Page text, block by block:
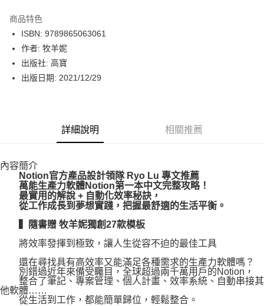
LINE Pay
Apple Pay
街口支付
博客來商品配送方式
每筆NT$80，滿NT$1,000(含以上)免運費
商品特色
ISBN: 9789865063061
作者: 牧羊妮
出版社: 高寶
出版日期: 2021/12/29
詳細說明 相關推薦
內容簡介
Notion官方產品設計領隊 Ryo Lu 專文推薦
萬能生產力軟體Notion第一本中文完整攻略！
最實用的解說 + 自動化效率秘訣，
從工作成長到夢想實踐，把握最舒適的生活平衡。
▍隨書贈 牧羊妮獨創27款模板
將效率發揮到極致，讓人生從容不迫的最佳工具
還在尋找具有高效率又能滿足各種需求的生產力軟體嗎？
別錯過近年來備受矚目，全球超過兩千萬用戶的Notion，
整合了筆記、專案管理、個人計畫、效率系統、自動串接其
他軟體……
從生活到工作，都能簡單歸位，輕鬆整合。